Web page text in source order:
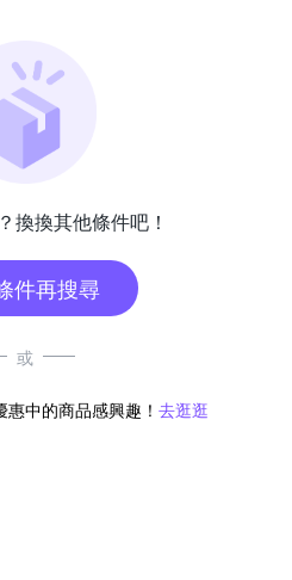
換換其他條件吧！
件再搜尋
或
中的商品感興趣！ 去逛逛